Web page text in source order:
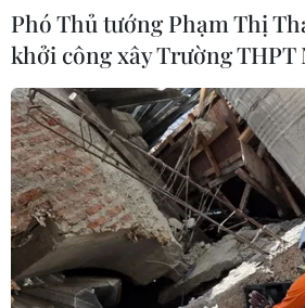
Phó Thủ tướng Phạm Thị
khởi công xây Trường THPT